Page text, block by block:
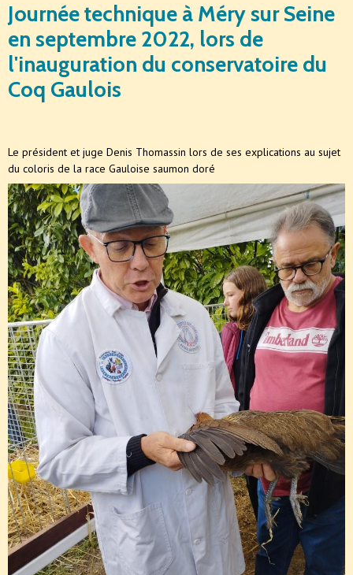
Journée technique à Méry sur Seine
en septembre 2022, lors de
l'inauguration du conservatoire du
Coq Gaulois
Le président et juge Denis Thomassin lors de ses explications au sujet
du coloris de la race Gauloise saumon doré